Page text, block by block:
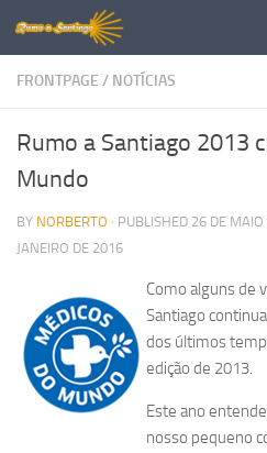
Skip to content
FRONTPAGE / NOTÍCIAS
Rumo a Santiago 2013
Mundo
BY NORBERTO · PUBLISHED 26 DE
JANEIRO DE 2016
Como alguns de
Santiago
dos últimos
edição de 2013.
Este ano
nosso pequeno